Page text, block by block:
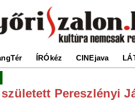
ÍRÓkéz CINEjava
született Pereszlényi